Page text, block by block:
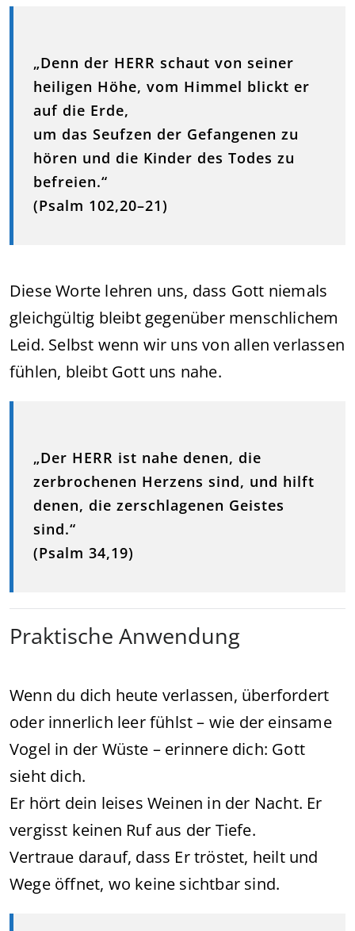
„Denn der HERR schaut von seiner
heiligen Höhe, vom Himmel blickt er
auf die Erde,
um das Seufzen der Gefangenen zu
hören und die Kinder des Todes zu
befreien.“
(Psalm 102,20–21)
Diese Worte lehren uns, dass Gott niemals
gleichgültig bleibt gegenüber menschlichem
Leid. Selbst wenn wir uns von allen verlassen
fühlen, bleibt Gott uns nahe.
„Der HERR ist nahe denen, die
zerbrochenen Herzens sind, und hilft
denen, die zerschlagenen Geistes
sind.“
(Psalm 34,19)
Praktische Anwendung
Wenn du dich heute verlassen, überfordert
oder innerlich leer fühlst – wie der einsame
Vogel in der Wüste – erinnere dich: Gott
sieht dich.
Er hört dein leises Weinen in der Nacht. Er
vergisst keinen Ruf aus der Tiefe.
Vertraue darauf, dass Er tröstet, heilt und
Wege öffnet, wo keine sichtbar sind.